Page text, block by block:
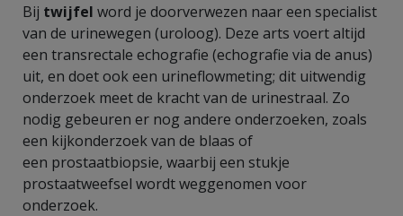
Bij twijfel word je doorverwezen naar een specialist
van de urinewegen (uroloog). Deze arts voert altijd
een transrectale echografie (echografie via de anus)
uit, en doet ook een urineflowmeting; dit uitwendig
onderzoek meet de kracht van de urinestraal. Zo
nodig gebeuren er nog andere onderzoeken, zoals
een kijkonderzoek van de blaas of
een prostaatbiopsie, waarbij een stukje
prostaatweefsel wordt weggenomen voor
onderzoek.